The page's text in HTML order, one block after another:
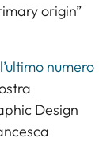
origin”
numero
Design